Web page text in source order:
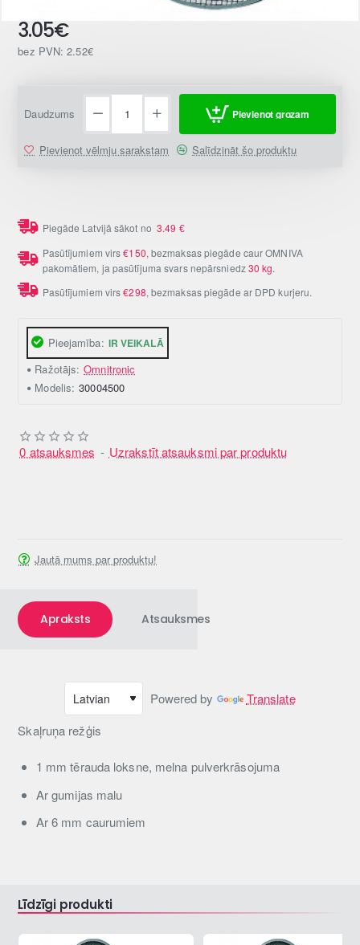
Pieejamība: IR VEIKALĀ
Ražotājs: Omnitronic
Modelis: 30004500
0 atsauksmes - Uzrakstīt atsauksmi par produktu
3.05€
bez PVN: 2.52€
Daudzums Pievienot grozam
Pievienot vēlmju sarakstam Salīdzināt šo produktu
Piegāde Latvijā sākot no3.49 €
Pasūtījumiem virs€150, bezmaksas piegāde caur OMNIVA
pakomātiem, ja pasūtījuma svars nepārsniedz30 kg.
Pasūtījumiem virs€298, bezmaksas piegāde ar DPD kurjeru.
Jautā mums par produktu!
Apraksts Atsauksmes
Powered by
Translate
Skaļruņa režģis
1 mm tērauda loksne, melna pulverkrāsojuma
Ar gumijas malu
Ar 6 mm caurumiem
Līdzīgi produkti